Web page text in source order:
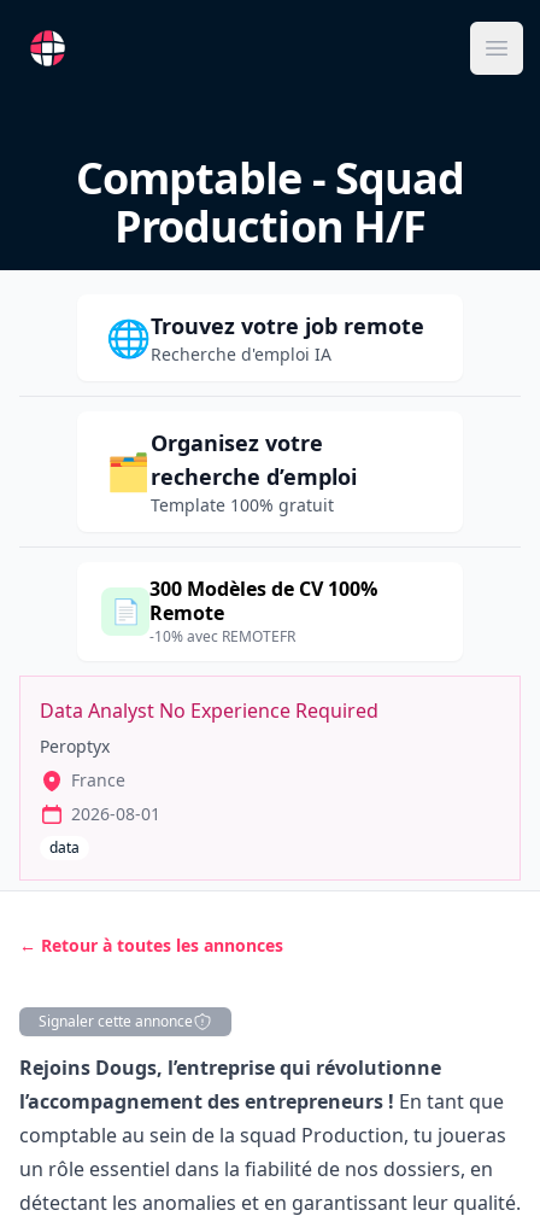
RemoteFR
Comptable - Squad
Production H/F
🌐Trouvez votre job remote
Recherche d'emploi IA
🗂️
Organisez votre
recherche d’emploi
Template 100% gratuit
📄
300 Modèles de CV 100%
Remote
-10% avec REMOTEFR
Data Analyst No Experience Required
Peroptyx
France
2026-08-01
data
← Retour à toutes les annonces
Signaler cette annonce
Description
Rejoins Dougs, l’entreprise qui révolutionne
l’accompagnement des entrepreneurs ! En tant que
comptable au sein de la squad Production, tu joueras
un rôle essentiel dans la fiabilité de nos dossiers, en
détectant les anomalies et en garantissant leur qualité.